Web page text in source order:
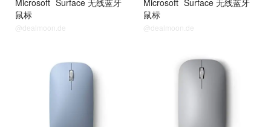
鼠标
@dealmoon.de
鼠标
@dealmoon.de